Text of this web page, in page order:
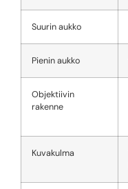
Suurin aukko
Pienin aukko
Objektiivin
rakenne
Kuvakulma